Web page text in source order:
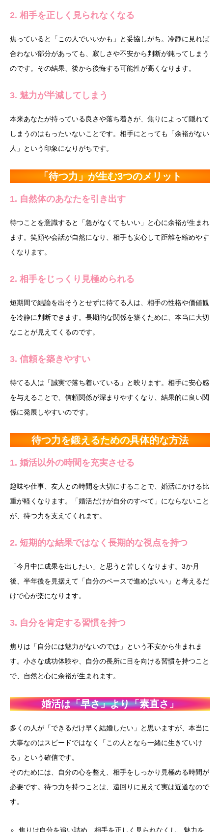
2. 相手を正しく見られなくなる
焦っていると「この人でいいかも」と妥協しがち。冷静に見れば
合わない部分があっても、寂しさや不安から判断が鈍ってしまう
のです。その結果、後から後悔する可能性が高くなります。
3. 魅力が半減してしまう
本来あなたが持っている良さや落ち着きが、焦りによって隠れて
しまうのはもったいないことです。相手にとっても「余裕がない
人」という印象になりがちです。
「待つ力」が生む3つのメリット
1. 自然体のあなたを引き出す
待つことを意識すると「急がなくてもいい」と心に余裕が生まれ
ます。笑顔や会話が自然になり、相手も安心して距離を縮めやす
くなります。
2. 相手をじっくり見極められる
短期間で結論を出そうとせずに待てる人は、相手の性格や価値観
を冷静に判断できます。長期的な関係を築くために、本当に大切
なことが見えてくるのです。
3. 信頼を築きやすい
待てる人は「誠実で落ち着いている」と映ります。相手に安心感
を与えることで、信頼関係が深まりやすくなり、結果的に良い関
係に発展しやすいのです。
待つ力を鍛えるための具体的な方法
1. 婚活以外の時間を充実させる
趣味や仕事、友人との時間を大切にすることで、婚活にかける比
重が軽くなります。「婚活だけが自分のすべて」にならないこと
が、待つ力を支えてくれます。
2. 短期的な結果ではなく長期的な視点を持つ
「今月中に成果を出したい」と思うと苦しくなります。3か月
後、半年後を見据えて「自分のペースで進めばいい」と考えるだ
けで心が楽になります。
3. 自分を肯定する習慣を持つ
焦りは「自分には魅力がないのでは」という不安から生まれま
す。小さな成功体験や、自分の長所に目を向ける習慣を持つこと
で、自然と心に余裕が生まれます。
婚活は「早さ」より「素直さ」
多くの人が「できるだけ早く結婚したい」と思いますが、本当に
大事なのはスピードではなく「この人となら一緒に生きていけ
る」という確信です。
そのためには、自分の心を整え、相手をしっかり見極める時間が
必要です。待つ力を持つことは、遠回りに見えて実は近道なので
す。
焦りは自分を追い詰め、相手を正しく見られなくし、魅力を